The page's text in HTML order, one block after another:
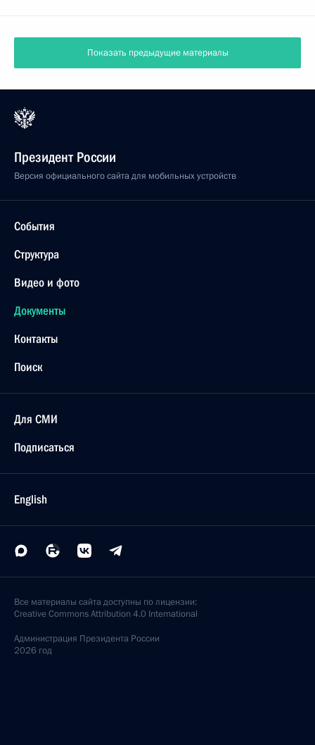
Показать предыдущие материалы
Президент России
Версия официального сайта для мобильных устройств
События
Структура
Видео и фото
Документы
Контакты
Поиск
Для СМИ
Подписаться
English
Все материалы сайта доступны по лицензии:
Creative Commons Attribution 4.0 International
Администрация Президента России
2026 год